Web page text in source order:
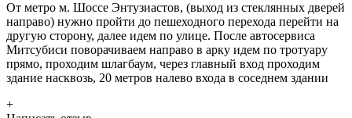
От метро м. Шоссе Энтузиастов, (выход из стеклянных дверей
направо) нужно пройти до пешеходного перехода перейти на
другую сторону, далее идем по улице. После автосервиса
Митсубиси поворачиваем направо в арку идем по тротуару
прямо, проходим шлагбаум, через главный вход проходим
здание насквозь, 20 метров налево входа в соседнем здании
+